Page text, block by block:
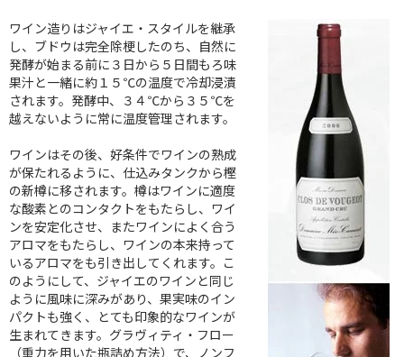
ワイン造りはジャイエ・スタイルを継承
し、ブドウは完全除梗したのち、自然に
発酵が始まる前に３日から５日間もろ味
果汁と一緒に約１５℃の温度で冷却浸漬
されます。発酵中、３４℃から３５℃を
越えないように常に温度管理されます。
ワインはその後、好条件でワインの熟成
が保たれるように、仕込みタンクから樫
の新樽に移されます。樽はワインに適度
な酸素とのコンタクトをもたらし、ワイ
ンを安定化させ、またワインによく合う
アロマをもたらし、ワインの本来持って
いるアロマをも引き出してくれます。こ
のようにして、ジャイエのワインと同じ
ように風味に深みがあり、果実味のイン
パクトも強く、とても印象的なワインが
生まれてきます。グラヴィティ・フロー
（重力を用いた瓶詰め方法）で、ノンフ